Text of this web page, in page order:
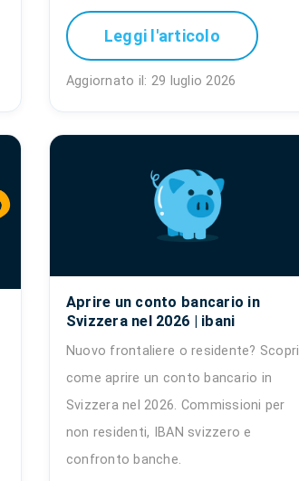
Leggi l'articolo
Aggiornato il: 29 luglio 2026
Aprire un conto bancario in
Svizzera nel 2026 | ibani
Nuovo frontaliere o residente? Scopri
come aprire un conto bancario in
Svizzera nel 2026. Commissioni per
non residenti, IBAN svizzero e
confronto banche.